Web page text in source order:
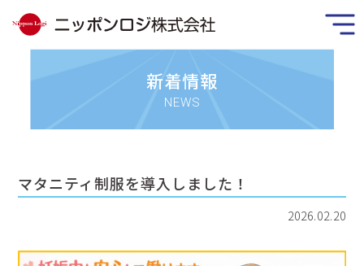
新着情報
NEWS
マタニティ制服を導入しました！
2026.02.20